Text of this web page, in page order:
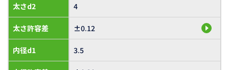
太さd2
太さ許容差
内径d1
4
±0.12
3.5